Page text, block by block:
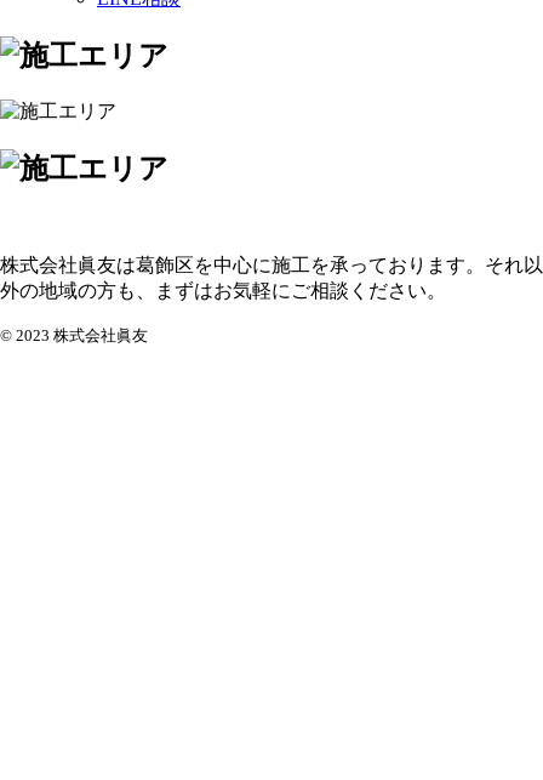
株式会社眞友は葛飾区を中心に施工を承っております。それ以
外の地域の方も、まずはお気軽にご相談ください。
© 2023 株式会社眞友